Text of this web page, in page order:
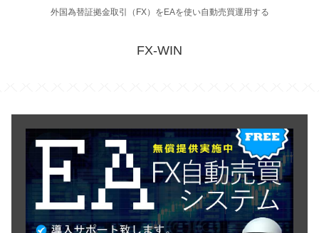
外国為替証拠金取引（FX）をEAを使い自動売買運用する
FX-WIN